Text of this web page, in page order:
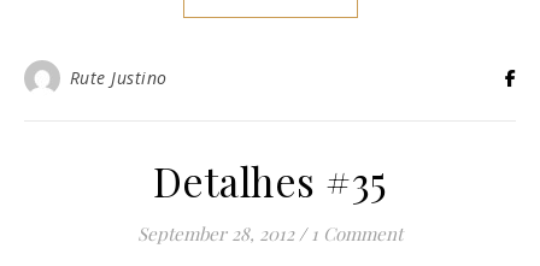
Rute Justino
Detalhes #35
September 28, 2012 / 1 Comment